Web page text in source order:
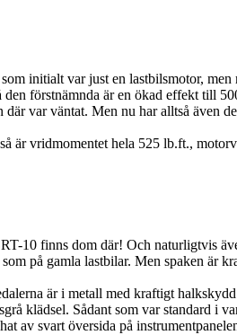
initialt var just en lastbilsmotor,
förstnämnda är en ökad effekt till
var väntat. Men nu har alltså även
är vridmomentet hela 525 lb.ft.,
10 finns dom där! Och naturligtvis
på gamla lastbilar. Men spaken är
är i metall med kraftigt
klädsel. Sådant som var standard i
av svart översida på